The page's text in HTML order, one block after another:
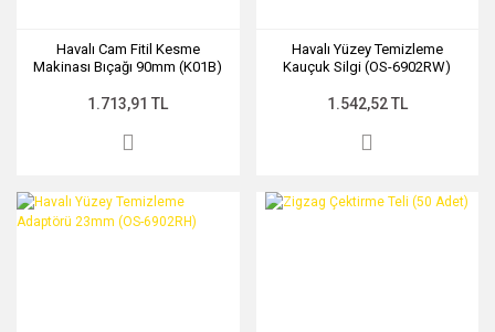
Havalı Cam Fitil Kesme
Makinası Bıçağı 90mm (K01B)
1.713,91 TL
Havalı Yüzey Temizleme
Kauçuk Silgi (OS-6902RW)
1.542,52 TL